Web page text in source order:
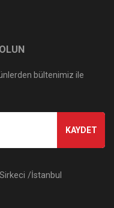
bültenimiz ile
KAYDET
/İstanbul